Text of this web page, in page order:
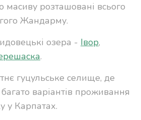
масиву розташовані всього
Жандарму.
озера - Івор,
.
гуцульське селище, де
варіантів проживання
у Карпатах.